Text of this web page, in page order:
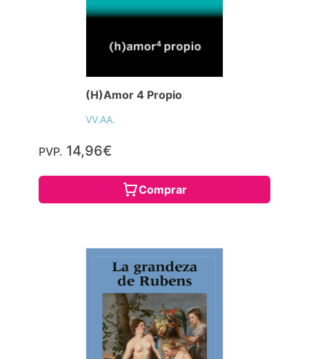
(H)Amor 4 Propio
VV.AA.
PVP. 14,96€
Comprar